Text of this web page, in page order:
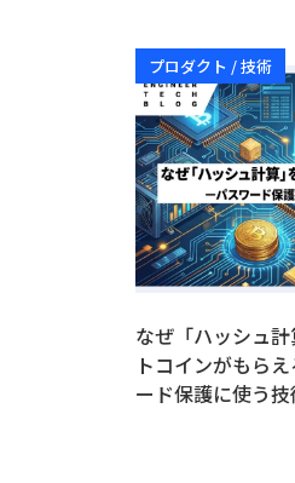
プロダクト / 技術
なぜ「ハッシュ
トコインがもら
ード保護に使う